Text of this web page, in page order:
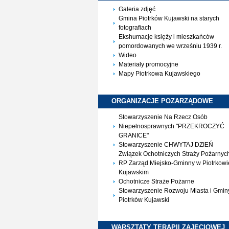
Galeria zdjęć
Gmina Piotrków Kujawski na starych
fotografiach
Ekshumacje księży i mieszkańców
pomordowanych we wrześniu 1939 r.
Wideo
Materiały promocyjne
Mapy Piotrkowa Kujawskiego
ORGANIZACJE POZARZĄDOWE
Stowarzyszenie Na Rzecz Osób
Niepełnosprawnych "PRZEKROCZYĆ
GRANICE"
Stowarzyszenie CHWYTAJ DZIEŃ
Związek Ochotniczych Straży
RP Zarząd Miejsko-Gminny w
Kujawskim
Ochotnicze Straże Pożarne
Stowarzyszenie Rozwoju Miasta i
Piotrków Kujawski
WARSZTATY TERAPII ZAJĘCIOWEJ